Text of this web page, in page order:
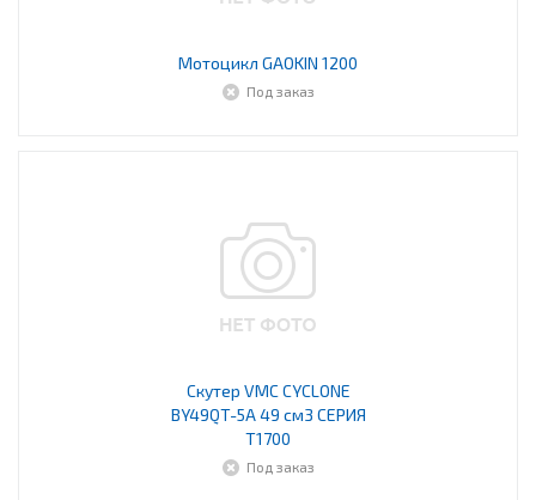
Мотоцикл GAOKIN 1200
Под заказ
Скутер VMC CYCLONE
BY49QT-5A 49 см3 СЕРИЯ
T1700
Под заказ